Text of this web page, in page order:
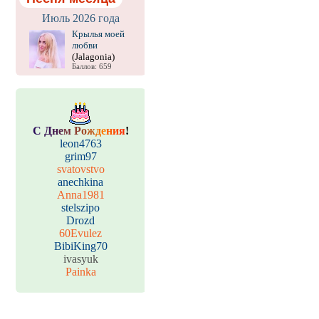
Июль 2026 года
Крылья моей
любви
(Jalagonia)
Баллов: 659
С Днем Рождения!
leon4763
grim97
svatovstvo
anechkina
Anna1981
stelszipo
Drozd
60Evulez
BibiKing70
ivasyuk
Painka